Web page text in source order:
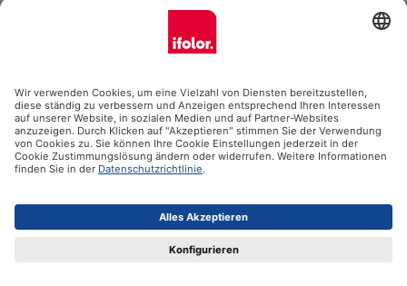
Zahlungsmöglichkeiten
Social Media
Alle Preise inkl. gesetzl. Mehrwertsteuer zzgl.
und ggf. Nachnahmegebühren, wenn nicht anders angegeben.